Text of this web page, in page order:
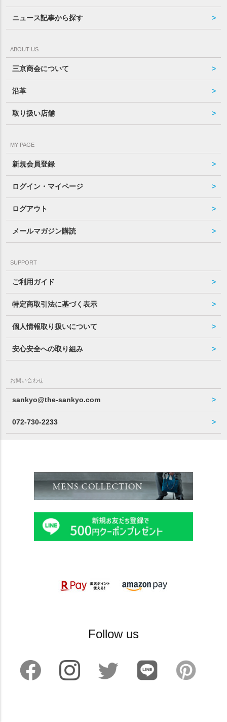
ニュース記事から探す
ABOUT US
三京商会について
沿革
取り扱い店舗
MY PAGE
新規会員登録
ログイン・マイページ
ログアウト
メールマガジン購読
SUPPORT
ご利用ガイド
特定商取引法に基づく表示
個人情報取り扱いについて
安心安全への取り組み
お問い合わせ
sankyo@the-sankyo.com
072-730-2233
Follow us